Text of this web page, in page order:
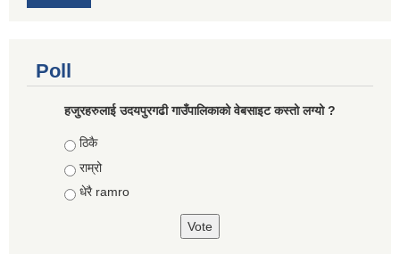
Poll
हजुरहरुलाई उदयपुरगढी गाउँपालिकाको वेबसाइट कस्तो लग्यो ?
Choices
ठिकै
राम्रो
धेरै ramro